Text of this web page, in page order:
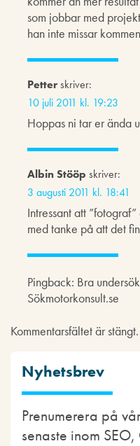
som jobbar med
han inte missar
Petterskriver:
10 juli 2011 kl. 19:23
Hoppas ni tar er ända
Albin Stööp skriver:
3 augusti 2011 kl. 18:41
Intressant att
med tanke på att det
Pingback: Bra
Sökmotorkonsult.se
Kommentarsfältet är stängt.
Nyhetsbrev
Prenumerera på
senaste inom